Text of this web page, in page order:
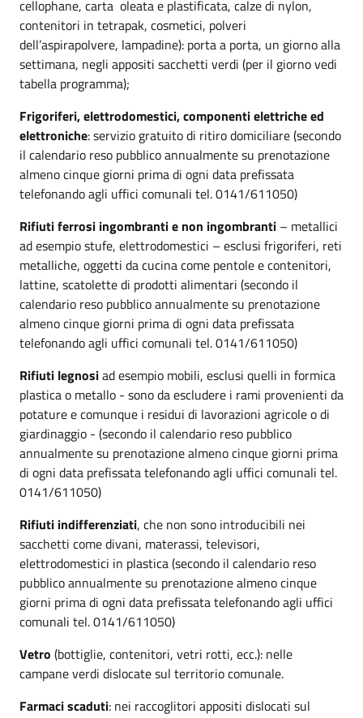
cellophane, carta oleata e plastificata, calze di nylon,
contenitori in tetrapak, cosmetici, polveri
dell’aspirapolvere, lampadine): porta a porta, un giorno alla
settimana, negli appositi sacchetti verdi (per il giorno vedi
tabella programma);
Frigoriferi, elettrodomestici, componenti elettriche ed
elettroniche: servizio gratuito di ritiro domiciliare (secondo
il calendario reso pubblico annualmente su prenotazione
almeno cinque giorni prima di ogni data prefissata
telefonando agli uffici comunali tel. 0141/611050)
Rifiuti ferrosi ingombranti e non ingombranti – metallici
ad esempio stufe, elettrodomestici – esclusi frigoriferi, reti
metalliche, oggetti da cucina come pentole e contenitori,
lattine, scatolette di prodotti alimentari (secondo il
calendario reso pubblico annualmente su prenotazione
almeno cinque giorni prima di ogni data prefissata
telefonando agli uffici comunali tel. 0141/611050)
Rifiuti legnosiad esempio mobili, esclusi quelli in formica
plastica o metallo - sono da escludere i rami provenienti da
potature e comunque i residui di lavorazioni agricole o di
giardinaggio - (secondo il calendario reso pubblico
annualmente su prenotazione almeno cinque giorni prima
di ogni data prefissata telefonando agli uffici comunali tel.
0141/611050)
Rifiuti indifferenziati, che non sono introducibili nei
sacchetti come divani, materassi, televisori,
elettrodomestici in plastica (secondo il calendario reso
pubblico annualmente su prenotazione almeno cinque
giorni prima di ogni data prefissata telefonando agli uffici
comunali tel. 0141/611050)
Vetro (bottiglie, contenitori, vetri rotti, ecc.): nelle
campane verdi dislocate sul territorio comunale.
Farmaci scaduti: nei raccoglitori appositi dislocati sul